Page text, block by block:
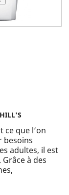
ce que l’on
besoins
adultes, il est
à des